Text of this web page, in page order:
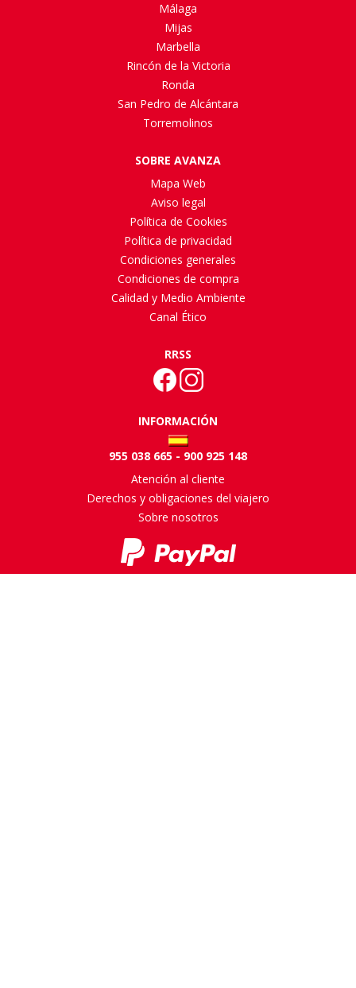
Málaga
Mijas
Marbella
Rincón de la Victoria
Ronda
San Pedro de Alcántara
Torremolinos
SOBRE AVANZA
Mapa Web
Aviso legal
Política de Cookies
Política de privacidad
Condiciones generales
Condiciones de compra
Calidad y Medio Ambiente
Canal Ético
RRSS
INFORMACIÓN
955 038 665 - 900 925 148
Atención al cliente
Derechos y obligaciones del viajero
Sobre nosotros